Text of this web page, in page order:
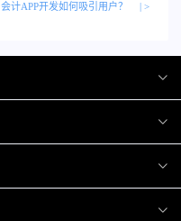
会计APP开发如何吸引用户？ | >